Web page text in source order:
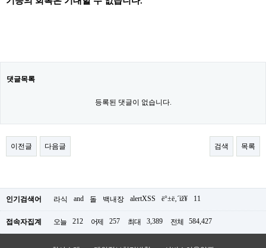
댓글목록
등록된 댓글이 없습니다.
이전글 다음글 검색 목록
인기검색어 라식 and 돌 백내장 alertXSS ë°±ë‚´ìž¥ 11
접속자집계 오늘 212 어제 257 최대 3,389 전체 584,427